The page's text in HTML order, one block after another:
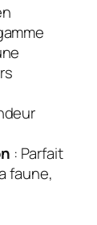
: Parfait
faune,